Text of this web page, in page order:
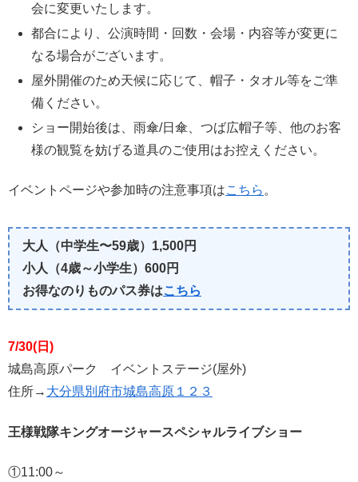
会に変更いたします。
都合により、公演時間・回数・会場・内容等が変更に
なる場合がございます。
屋外開催のため天候に応じて、帽子・タオル等をご準
備ください。
ショー開始後は、雨傘/日傘、つば広帽子等、他のお客
様の観覧を妨げる道具のご使用はお控えください。
イベントページや参加時の注意事項はこちら。
大人（中学生〜59歳）1,500円
小人（4歳～小学生）600円
お得なのりものパス券はこちら
7/30(日)
城島高原パーク イベントステージ(屋外)
住所→ 大分県別府市城島高原１２３
王様戦隊キングオージャースペシャルライブショー
①11:00～